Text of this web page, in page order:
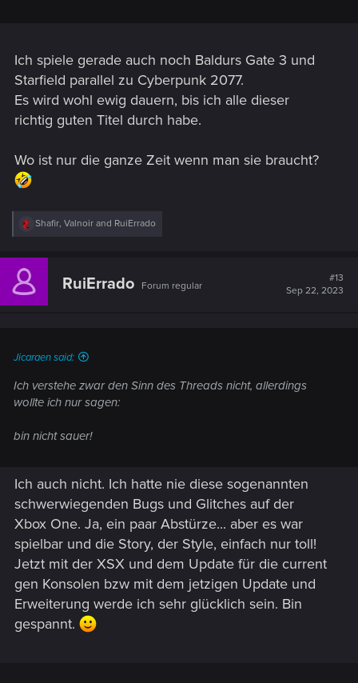
Ich spiele gerade auch noch Baldurs Gate 3 und
Starfield parallel zu Cyberpunk 2077.
Es wird wohl ewig dauern, bis ich alle dieser
richtig guten Titel durch habe.
Wo ist nur die ganze Zeit wenn man sie braucht?
R
c
i
Shafir, Valnoir and RuiErrado
RuiErrado Forum regular
#13
Sep 22, 2023
Jicaraen said:
Ich verstehe zwar den Sinn des Threads nicht, allerdings
wollte ich nur sagen:
bin nicht sauer!
Ich auch nicht. Ich hatte nie diese sogenannten
schwerwiegenden Bugs und Glitches auf der
Xbox One. Ja, ein paar Abstürze... aber es war
spielbar und die Story, der Style, einfach nur toll!
Jetzt mit der XSX und dem Update für die current
gen Konsolen bzw mit dem jetzigen Update und
Erweiterung werde ich sehr glücklich sein. Bin
gespannt.